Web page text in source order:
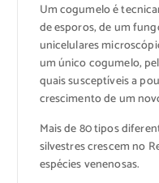
Um cogumelo é
de esporos, de um
unicelulares
um único cogumelo,
quais susceptíveis a
crescimento de um
Mais de 80 tipos
silvestres crescem no
espécies venenosas.